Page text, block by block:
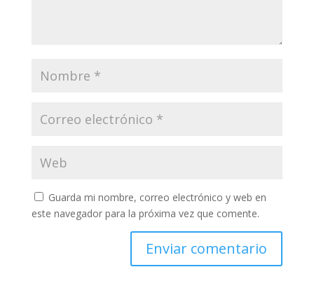
Guarda mi nombre, correo electrónico y web en
este navegador para la próxima vez que comente.